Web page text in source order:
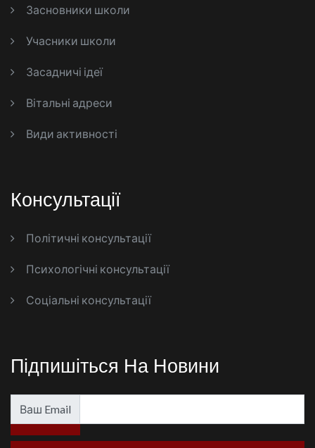
Засновники школи
Учасники школи
Засадничі ідеї
Вітальні адреси
Види активності
Консультації
Політичні консультації
Психологічні консультації
Соціальні консультації
Підпишіться На Новини
Ваш Email